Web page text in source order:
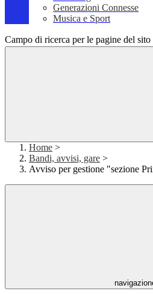
Generazioni Connesse
Musica e Sport
Campo di ricerca per le pagine del sito
Home >
Bandi, avvisi, gare >
Avviso per gestione "sezione